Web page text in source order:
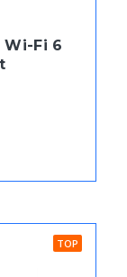
Wi-Fi 6
TOP